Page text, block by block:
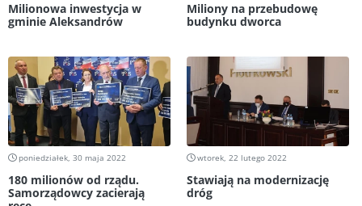
Milionowa inwestycja w
gminie Aleksandrów
Miliony na przebudowę
budynku dworca
poniedziałek, 30 maja 2022
180 milionów od rządu.
Samorządowcy zacierają
wtorek, 22 lutego 2022
Stawiają na modernizację
dróg